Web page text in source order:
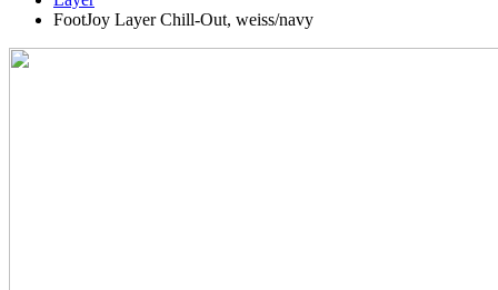
FootJoy Layer Chill-Out, weiss/navy